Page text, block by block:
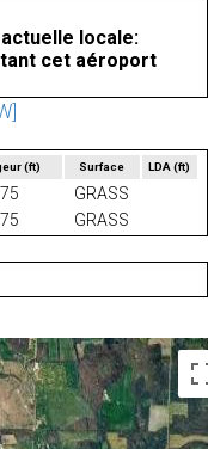
locale:
cet aéroport
(ft) Surface LDA(ft)
75
GRASS
75 GRASS